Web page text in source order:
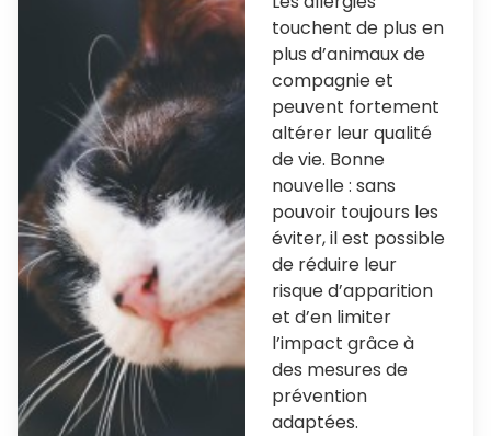
touchent de plus en
plus d’animaux de
compagnie et
peuvent fortement
altérer leur qualité
de vie. Bonne
nouvelle : sans
pouvoir toujours les
éviter, il est possible
de réduire leur
risque d’apparition
et d’en limiter
l’impact grâce à
des mesures de
prévention
adaptées.